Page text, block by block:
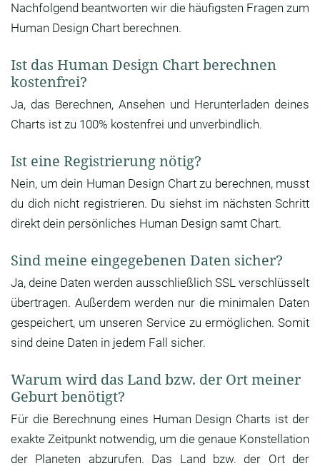
Nachfolgend beantworten wir die häufigsten Fragen zum
Human Design Chart berechnen.
Ist das Human Design Chart berechnen
kostenfrei?
Ja, das Berechnen, Ansehen und Herunterladen deines
Charts ist zu 100% kostenfrei und unverbindlich.
Ist eine Registrierung nötig?
Nein, um dein Human Design Chart zu berechnen, musst
du dich nicht registrieren. Du siehst im nächsten Schritt
direkt dein persönliches Human Design samt Chart.
Sind meine eingegebenen Daten sicher?
Ja, deine Daten werden ausschließlich SSL verschlüsselt
übertragen. Außerdem werden nur die minimalen Daten
gespeichert, um unseren Service zu ermöglichen. Somit
sind deine Daten in jedem Fall sicher.
Warum wird das Land bzw. der Ort meiner
Geburt benötigt?
Für die Berechnung eines Human Design Charts ist der
exakte Zeitpunkt notwendig, um die genaue Konstellation
der Planeten abzurufen. Das Land bzw. der Ort der